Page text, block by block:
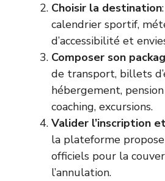
Choisir la destination
calendrier sportif,
d’accessibilité et
Composer son
de transport, billets
hébergement,
coaching, excursions.
Valider l’inscription
la plateforme
officiels pour la
l’annulation.